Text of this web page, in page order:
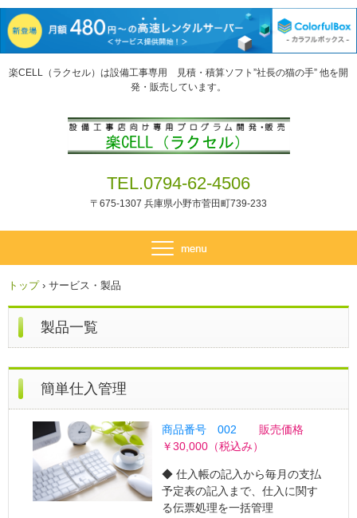
楽CELL（ラクセル）は設備工事専用 見積・積算ソフト”社長の猫の手” 他を開
発・販売しています。
TEL.0794-62-4506
〒675-1307 兵庫県小野市菅田町739-233
トップ › サービス・製品
製品一覧
簡単仕入管理
商品番号 002
販売価格
￥30,000（税込み）
◆ 仕入帳の記入から毎月の支払
予定表の記入まで、仕入に関す
る伝票処理を一括管理